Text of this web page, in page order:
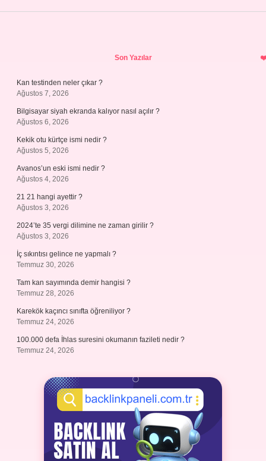
Son Yazılar
Kan testinden neler çıkar ?
Ağustos 7, 2026
Bilgisayar siyah ekranda kalıyor nasıl açılır ?
Ağustos 6, 2026
Kekik otu kürtçe ismi nedir ?
Ağustos 5, 2026
Avanos’un eski ismi nedir ?
Ağustos 4, 2026
21 21 hangi ayettir ?
Ağustos 3, 2026
2024’te 35 vergi dilimine ne zaman girilir ?
Ağustos 3, 2026
İç sıkıntısı gelince ne yapmalı ?
Temmuz 30, 2026
Tam kan sayımında demir hangisi ?
Temmuz 28, 2026
Karekök kaçıncı sınıfta öğreniliyor ?
Temmuz 24, 2026
100.000 defa İhlas suresini okumanın fazileti nedir ?
Temmuz 24, 2026